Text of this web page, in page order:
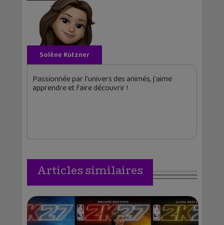
Solène Kutzner
Passionnée par l'univers des animés, j'aime
apprendre et faire découvrir !
Articles similaires